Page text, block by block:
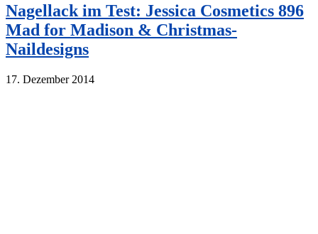
Nagellack im Test: Jessica Cosmetics 896
Mad for Madison & Christmas-
Naildesigns
17. Dezember 2014